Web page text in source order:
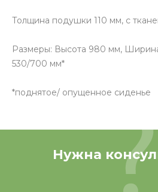
Толщина подушки 110 мм, с
Размеры: Высота 980 мм,
530/700 мм*
*поднятое/ опущенное сиденье
Нужна